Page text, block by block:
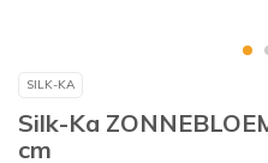
SILK-KA
Silk-Ka
cm